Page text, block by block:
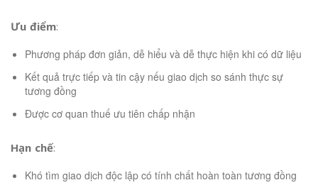
Ưu điểm:
Phương pháp đơn giản, dễ hiểu và dễ thực hiện khi có dữ liệu
Kết quả trực tiếp và tin cậy nếu giao dịch so sánh thực sự
tương đồng
Được cơ quan thuế ưu tiên chấp nhận
Hạn chế:
Khó tìm giao dịch độc lập có tính chất hoàn toàn tương đồng